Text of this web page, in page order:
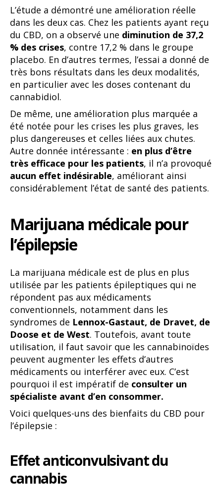
L’étude a démontré une amélioration réelle
dans les deux cas. Chez les patients ayant reçu
du CBD, on a observé une diminution de 37,2
% des crises, contre 17,2 % dans le groupe
placebo. En d’autres termes, l’essai a donné de
très bons résultats dans les deux modalités,
en particulier avec les doses contenant du
cannabidiol.
De même, une amélioration plus marquée a
été notée pour les crises les plus graves, les
plus dangereuses et celles liées aux chutes.
Autre donnée intéressante : en plus d’être
très efficace pour les patients, il n’a provoqué
aucun effet indésirable, améliorant ainsi
considérablement l’état de santé des patients.
Marijuana médicale pour
l’épilepsie
La marijuana médicale est de plus en plus
utilisée par les patients épileptiques qui ne
répondent pas aux médicaments
conventionnels, notamment dans les
syndromes de Lennox-Gastaut, de Dravet, de
Doose et de West. Toutefois, avant toute
utilisation, il faut savoir que les cannabinoïdes
peuvent augmenter les effets d’autres
médicaments ou interférer avec eux. C’est
pourquoi il est impératif de consulter un
spécialiste avant d’en consommer.
Voici quelques-uns des bienfaits du CBD pour
l’épilepsie :
Effetanticonvulsivant du
cannabis